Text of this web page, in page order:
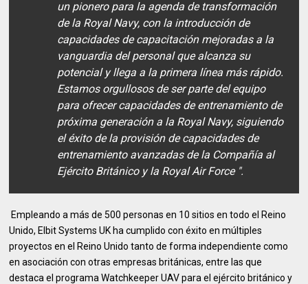
un pionero para la agenda de transformación
de la Royal Navy, con la introducción de
capacidades de capacitación mejoradas a la
vanguardia del personal que alcanza su
potencial y llega a la primera línea más rápido.
Estamos orgullosos de ser parte del equipo
para ofrecer capacidades de entrenamiento de
próxima generación a la Royal Navy, siguiendo
el éxito de la provisión de capacidades de
entrenamiento avanzadas de la Compañía al
Ejército Británico y la Royal Air Force ".
Empleando a más de 500 personas en 10 sitios en todo el Reino
Unido, Elbit Systems UK ha cumplido con éxito en múltiples
proyectos en el Reino Unido tanto de forma independiente como
en asociación con otras empresas británicas, entre las que
destaca el programa Watchkeeper UAV para el ejército británico y